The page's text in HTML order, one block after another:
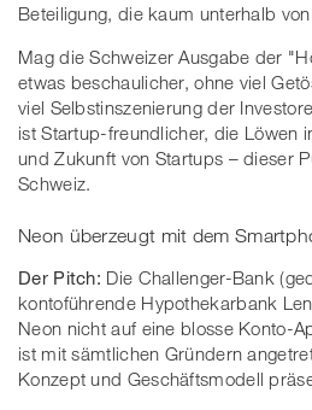
Beteiligung, die kaum unterhalb
Mag die Schweizer Ausgabe der
etwas beschaulicher, ohne viel
viel Selbstinszenierung der
ist Startup-freundlicher, die Löwen
und Zukunft von Startups – dieser
Schweiz.
Neon überzeugt mit dem
Der Pitch: Die Challenger-Bank
kontoführende Hypothekarbank
Neon nicht auf eine blosse Konto-
ist mit sämtlichen Gründern
Konzept und Geschäftsmodell